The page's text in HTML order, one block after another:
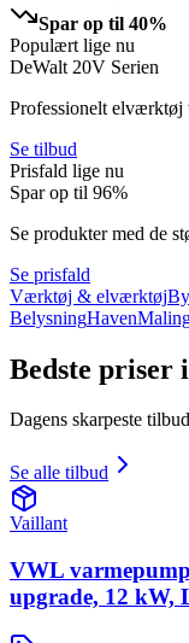
Spar op til 40%
Populært lige nu
DeWalt 20V Serien
Professionelt elværktøj
Se tilbud
Prisfald lige nu
Spar op til 96%
Se produkter med de
Se prisfald
Værktøj & elværktøj
BelysningHaven
Bedste priser
Dagens skarpeste
Se alle tilbud
Vaillant
VWL
upgrade, 12 kW,